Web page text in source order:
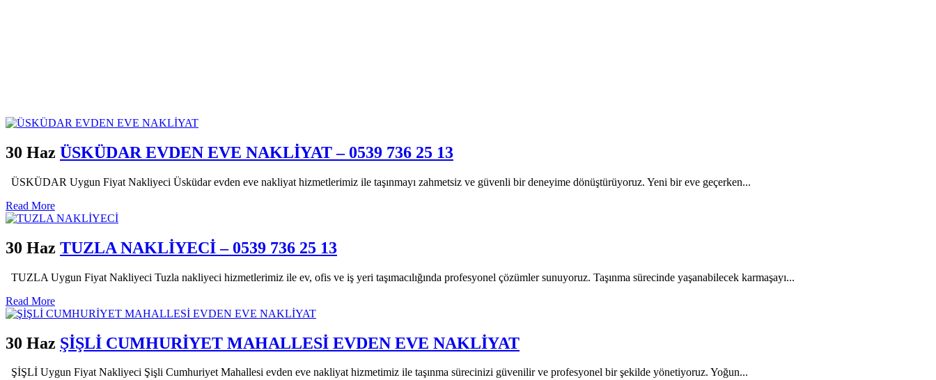
30 Haz ÜSKÜDAR EVDEN EVE NAKLİYAT – 0539 736 25 13
ÜSKÜDAR Uygun Fiyat Nakliyeci Üsküdar evden eve nakliyat hizmetlerimiz ile taşınmayı zahmetsiz ve güvenli bir deneyime dönüştürüyoruz. Yeni bir eve geçerken...
Read More
30 Haz TUZLA NAKLİYECİ – 0539 736 25 13
TUZLA Uygun Fiyat Nakliyeci Tuzla nakliyeci hizmetlerimiz ile ev, ofis ve iş yeri taşımacılığında profesyonel çözümler sunuyoruz. Taşınma sürecinde yaşanabilecek karmaşayı...
Read More
30 Haz ŞİŞLİ CUMHURİYET MAHALLESİ EVDEN EVE NAKLİYAT
ŞİŞLİ Uygun Fiyat Nakliyeci Şişli Cumhuriyet Mahallesi evden eve nakliyat hizmetimiz ile taşınma sürecinizi güvenilir ve profesyonel bir şekilde yönetiyoruz. Yoğun...